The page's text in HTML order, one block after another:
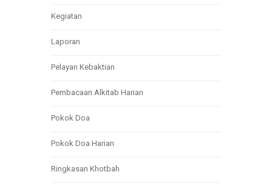
Kegiatan
Laporan
Pelayan Kebaktian
Pembacaan Alkitab Harian
Pokok Doa
Pokok Doa Harian
Ringkasan Khotbah